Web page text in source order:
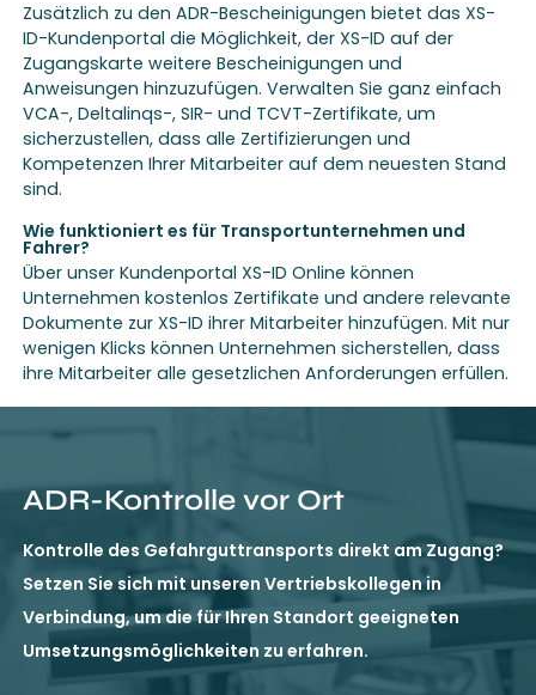
Zusätzlich zu den ADR-Bescheinigungen bietet das XS-
ID-Kundenportal die Möglichkeit, der XS-ID auf der
Zugangskarte weitere Bescheinigungen und
Anweisungen hinzuzufügen. Verwalten Sie ganz einfach
VCA-, Deltalinqs-, SIR- und TCVT-Zertifikate, um
sicherzustellen, dass alle Zertifizierungen und
Kompetenzen Ihrer Mitarbeiter auf dem neuesten Stand
sind.
Wie funktioniert es für Transportunternehmen und
Fahrer?
Über unser Kundenportal XS-ID Online können
Unternehmen kostenlos Zertifikate und andere relevante
Dokumente zur XS-ID ihrer Mitarbeiter hinzufügen. Mit nur
wenigen Klicks können Unternehmen sicherstellen, dass
ihre Mitarbeiter alle gesetzlichen Anforderungen erfüllen.
ADR-Kontrolle vor Ort
Kontrolle des Gefahrguttransports direkt am Zugang?
Setzen Sie sich mit unseren Vertriebskollegen in
Verbindung, um die für Ihren Standort geeigneten
Umsetzungsmöglichkeiten zu erfahren.